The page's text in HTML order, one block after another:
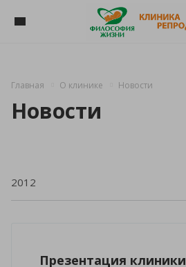
Главная О клинике Новости
Новости
Презентация клиники